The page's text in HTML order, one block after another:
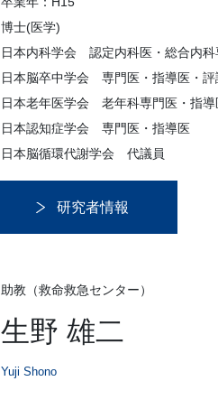
博士(医学)
日本内科学会 認定内科医・総合内科
日本脳卒中学会 専門医・指導医・評
日本老年医学会 老年科専門医・指導
日本認知症学会 専門医・指導医
日本脳循環代謝学会 代議員
研究者情報
助教（救命救急センター）
生野 雄二
Yuji Shono